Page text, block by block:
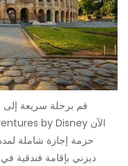
قم برحلة سريعة إلى
حزمة إجازة شاملة لمدة
ديزني بإقامة فندقية